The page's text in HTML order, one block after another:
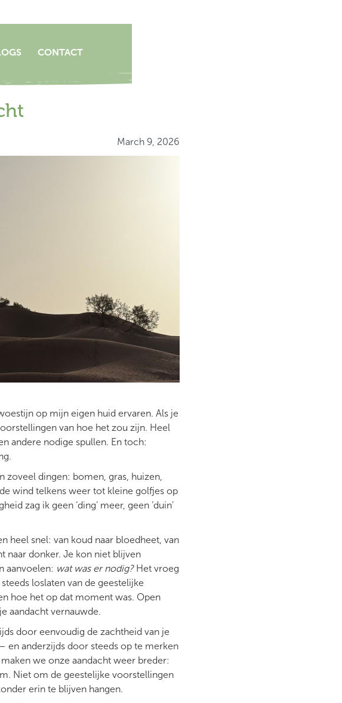
CONTACT
March 9, 2026
op mijn eigen huid ervaren. Als je
van hoe het zou zijn. Heel
andere nodige spullen. En toch:
zoveel dingen: bomen, gras, huizen,
wind telkens weer tot kleine golfjes op
zag ik geen ‘ding’ meer, geen ‘duin’
heel snel: van koud naar bloedheet, van
naar donker. Je kon niet blijven
aanvoelen: wat was er nodig?Het vroeg
loslaten van de geestelijke
hoe het op dat moment was. Open
aandacht vernauwde.
door eenvoudig de zachtheid van je
anderzijds door steeds op te merken
we onze aandacht weer breder:
Niet om de geestelijke voorstellingen
erin te blijven hangen.